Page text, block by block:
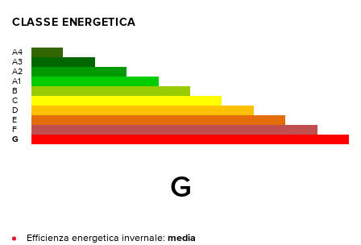
CLASSE ENERGETICA
A4
A3
A2
A1
B
C
D
E
F
G
G
Efficienza energetica invernale: media